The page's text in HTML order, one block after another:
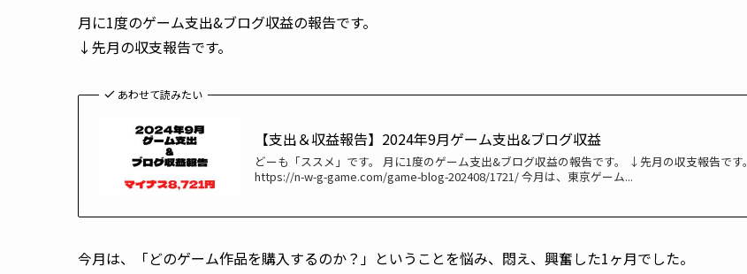
月に1度のゲーム支出&ブログ収益の報告です。
↓先月の収支報告です。
あわせて読みたい
【支出＆収益報告】2024年9月ゲーム支出&ブログ収益
どーも「ススメ」です。 月に1度のゲーム支出&ブログ収益の報告です。 ↓先月の収支報告です。
https://n-w-g-game.com/game-blog-202408/1721/ 今月は、東京ゲーム...
今月は、 「どのゲーム作品を購入するのか？」 ということを悩み、悶え、興奮した1ヶ月でした。